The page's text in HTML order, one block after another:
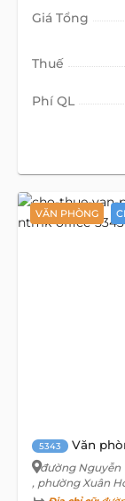
Giá Tổng
Thuế
Phí QL
VĂN PHÒNG
5343 Văn
đường Nguyễn
, phường Xuân